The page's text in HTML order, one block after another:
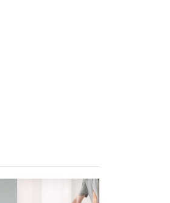
নিরঙ্কুশ জয়